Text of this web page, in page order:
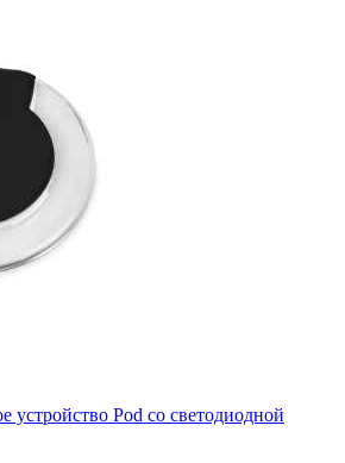
устройство Pod со светодиодной